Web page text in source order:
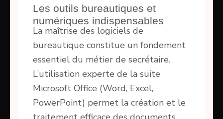
Les outils bureautiques et
numériques indispensables
La maîtrise des logiciels de
bureautique constitue un fondement
essentiel du métier de secrétaire.
L’utilisation experte de la suite
Microsoft Office (Word, Excel,
PowerPoint) permet la création et le